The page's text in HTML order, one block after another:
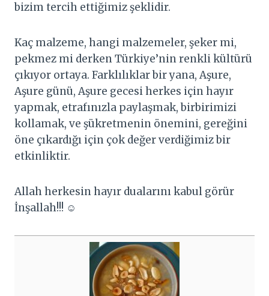
bizim tercih ettiğimiz şeklidir.
Kaç malzeme, hangi malzemeler, şeker mi,
pekmez mi derken Türkiye’nin renkli kültürü
çıkıyor ortaya. Farklılıklar bir yana, Aşure,
Aşure günü, Aşure gecesi herkes için hayır
yapmak, etrafınızla paylaşmak, birbirimizi
kollamak, ve şükretmenin önemini, gereğini
öne çıkardığı için çok değer verdiğimiz bir
etkinliktir.
Allah herkesin hayır dualarını kabul görür
İnşallah!!! ☺